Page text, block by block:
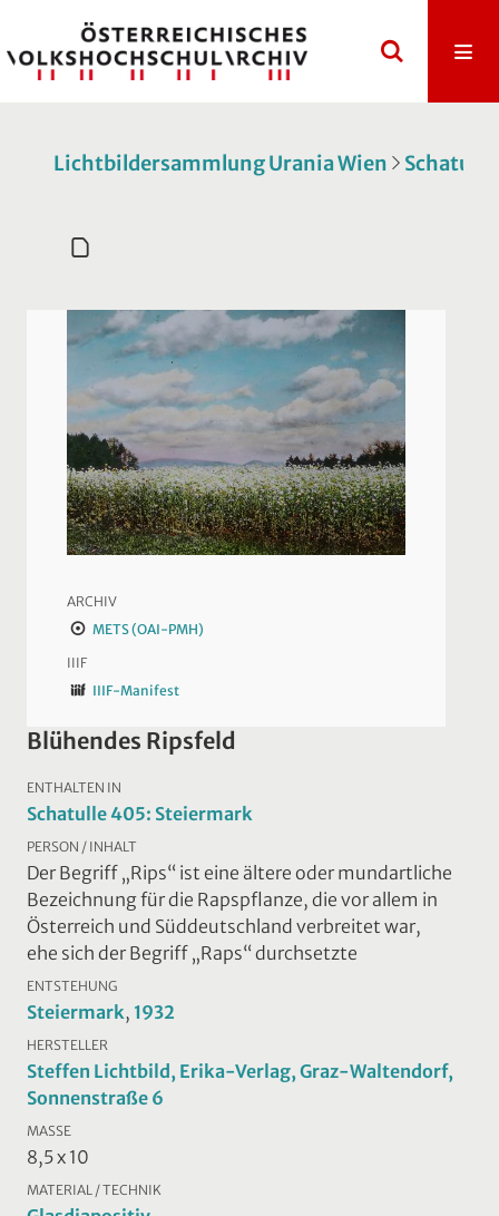
Lichtbildersammlung Urania Wien
ARCHIV
METS (OAI-PMH)
IIIF
IIIF-Manifest
Blühendes Ripsfeld
ENTHALTEN IN
Schatulle 405: Steiermark
PERSON / INHALT
Der Begriff „Rips“ ist eine ältere oder mundartliche
Bezeichnung für die Rapspflanze, die vor allem in
Österreich und Süddeutschland verbreitet war,
ehe sich der Begriff „Raps“ durchsetzte
ENTSTEHUNG
Steiermark, 1932
HERSTELLER
Steffen Lichtbild, Erika-Verlag, Graz-Waltendorf,
Sonnenstraße 6
MASSE
8,5 x 10
MATERIAL / TECHNIK